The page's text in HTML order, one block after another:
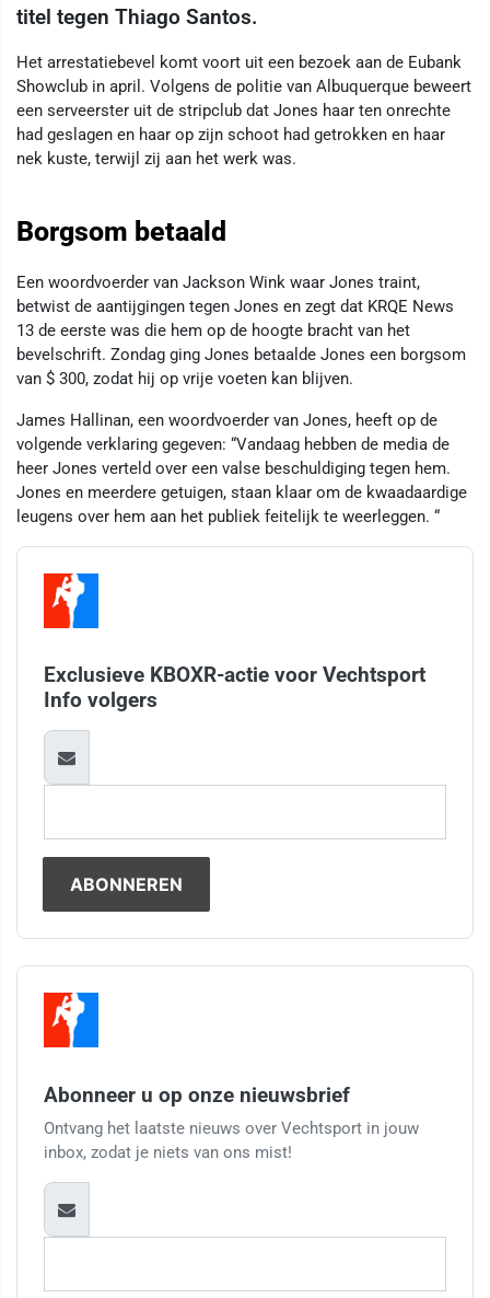
titel tegen Thiago Santos.
Het arrestatiebevel komt voort uit een bezoek aan de Eubank
Showclub in april. Volgens de politie van Albuquerque beweert
een serveerster uit de stripclub dat Jones haar ten onrechte
had geslagen en haar op zijn schoot had getrokken en haar
nek kuste, terwijl zij aan het werk was.
Borgsom betaald
Een woordvoerder van Jackson Wink waar Jones traint,
betwist de aantijgingen tegen Jones en zegt dat KRQE News
13 de eerste was die hem op de hoogte bracht van het
bevelschrift. Zondag ging Jones betaalde Jones een borgsom
van $ 300, zodat hij op vrije voeten kan blijven.
James Hallinan, een woordvoerder van Jones, heeft op de
volgende verklaring gegeven: “Vandaag hebben de media de
heer Jones verteld over een valse beschuldiging tegen hem.
Jones en meerdere getuigen, staan ​​klaar om de kwaadaardige
leugens over hem aan het publiek feitelijk te weerleggen. “
Exclusieve KBOXR-actie voor Vechtsport
Info volgers
Abonneer u op onze nieuwsbrief
Ontvang het laatste nieuws over Vechtsport in jouw
inbox, zodat je niets van ons mist!